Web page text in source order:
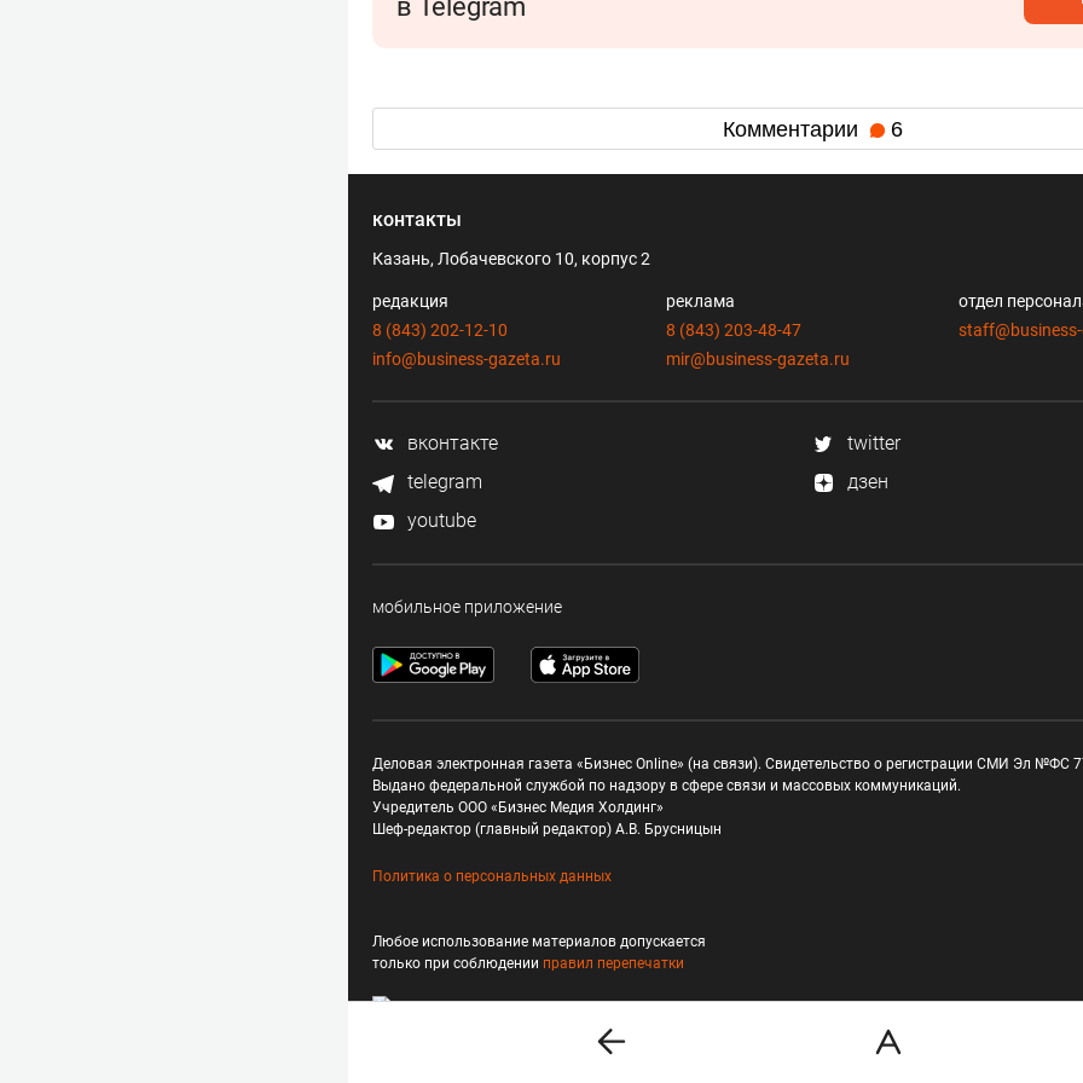
в Telegram
Комментарии 6
контакты
Казань, Лобачевского 10, корпус 2
редакция
8 (843) 202-12-10
info@business-gazeta.ru
реклама
8 (843) 203-48-47
mir@business-gazeta.ru
отдел
вконтакте
twitter
telegram
дзен
youtube
мобильное приложение
Деловая электронная газета «Бизнес Online» (на связи). Свидетельство о регистрации СМИ Эл №ФС
Выдано федеральной службой по надзору в сфере связи и массовых коммуникаций.
Учредитель ООО «Бизнес Медия Холдинг»
Шеф-редактор (главный редактор) А.В. Брусницын
Политика о персональных данных
Любое использование материалов допускается
только при соблюдении правил перепечатки